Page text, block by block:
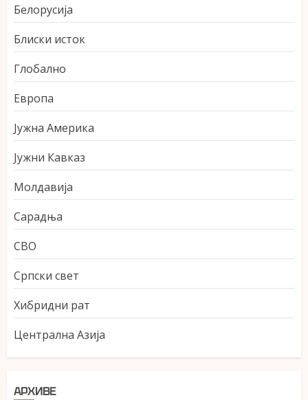
Белорусија
Блиски исток
Глобално
Европа
Јужна Америка
Јужни Кавказ
Молдавија
Сарадња
СВО
Српски свет
Хибридни рат
Централна Азија
АРХИВЕ